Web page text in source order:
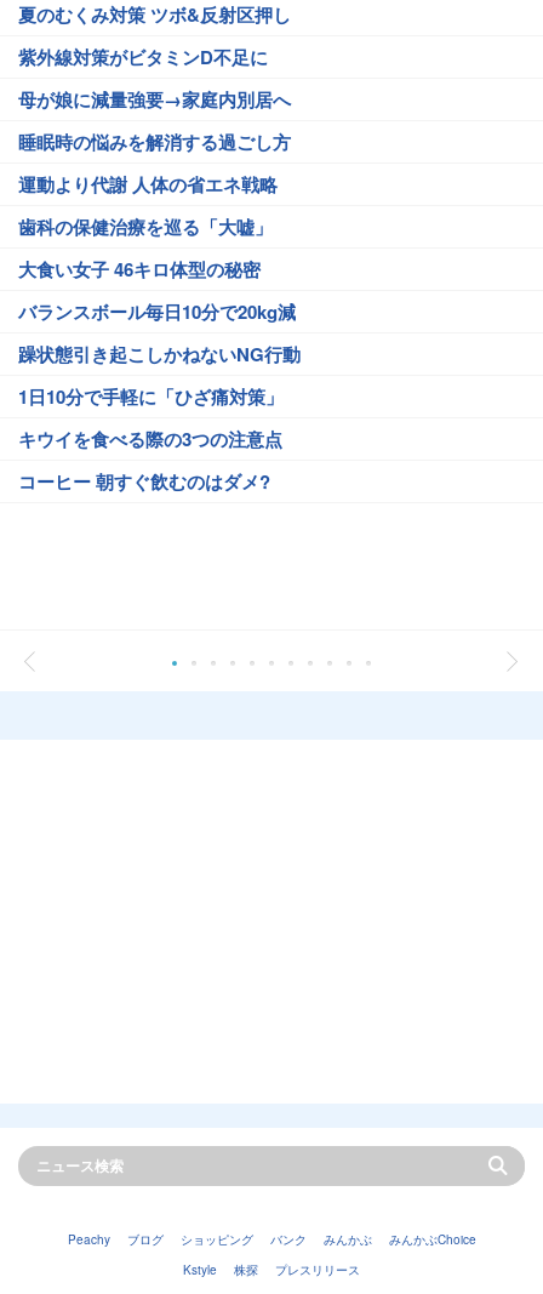
夏のむくみ対策 ツボ&反射区押し
紫外線対策がビタミンD不足に
母が娘に減量強要→家庭内別居へ
睡眠時の悩みを解消する過ごし方
運動より代謝 人体の省エネ戦略
歯科の保健治療を巡る「大嘘」
大食い女子 46キロ体型の秘密
バランスボール毎日10分で20kg減
躁状態引き起こしかねないNG行動
1日10分で手軽に「ひざ痛対策」
キウイを食べる際の3つの注意点
コーヒー 朝すぐ飲むのはダメ?
Peachy ブログ ショッピング バンク みんかぶ
みんかぶChoice
Kstyle
株探 プレスリリース